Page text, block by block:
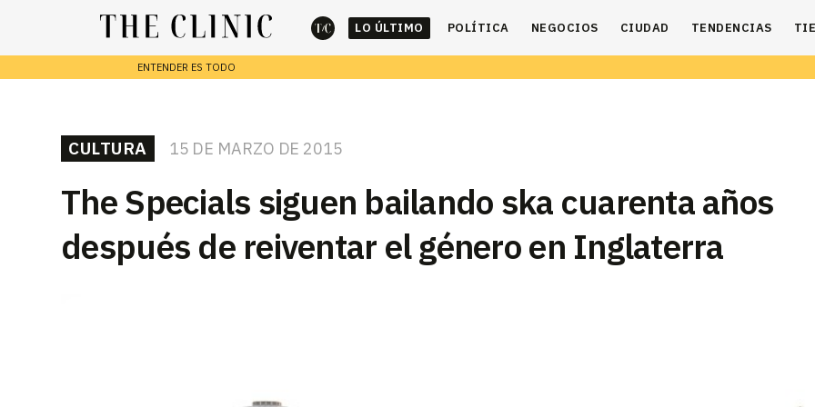
LO ÚLTIMO POLÍTICA NEGOCIOS CIUDAD TENDENCIAS
REPORTAJES
ENTENDER ES TODO
Escribe lo que deseas y presiona enter para buscar
cerrar
CULTURA 15 DE MARZO DE 2015
The Specials siguen bailando ska cuarenta años
después de reiventar el género en Inglaterra